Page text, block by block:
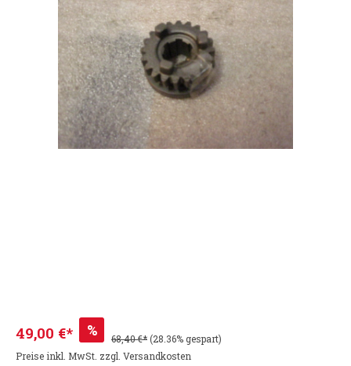
49,00 €* % 68,40 €*(28.36% gespart)
Preise inkl. MwSt. zzgl. Versandkosten